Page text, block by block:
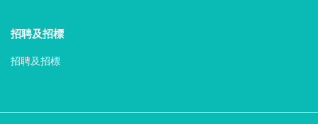
招聘及招標
招聘及招標